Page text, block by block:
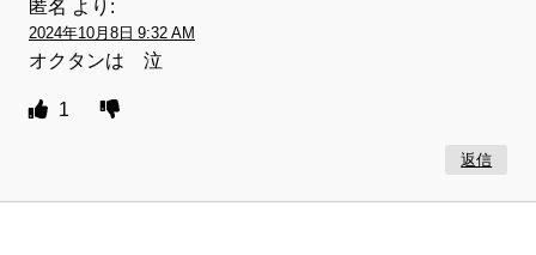
匿名 より:
2024年10月8日 9:32 AM
オクタンは 泣
1
返信